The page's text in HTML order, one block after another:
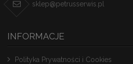
sklep@petrusserwis.pl
INFORMACJE
Polityka Prywatności i Cookies